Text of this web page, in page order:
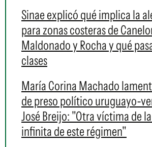
Sinae explicó qué implica la
para zonas costeras de
Maldonado y Rocha y qué
clases
María Corina Machado
de preso político uruguayo-
José Breijo: "Otra víctima de
infinita de este régimen"